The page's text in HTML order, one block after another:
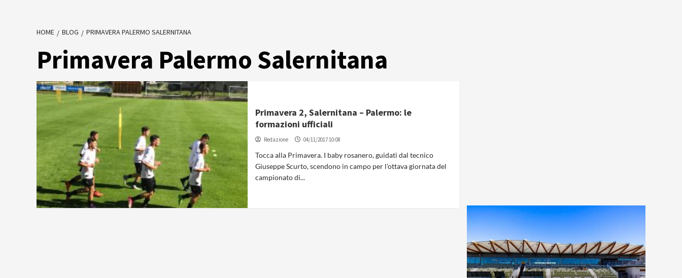
HOME BLOG PRIMAVERA PALERMO SALERNITANA
Primavera Palermo Salernitana
Primavera 2, Salernitana – Palermo: le
formazioni ufficiali
Redazione 04/11/2017 10:08
Tocca alla Primavera. I baby rosanero, guidati dal tecnico
Giuseppe Scurto, scendono in campo per l'ottava giornata del
campionato di...